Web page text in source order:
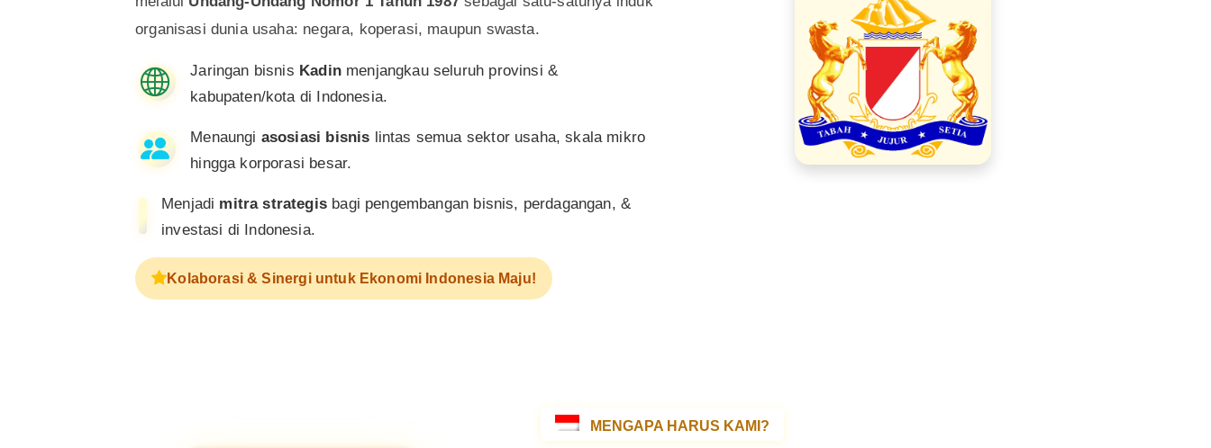
organisasi dunia usaha: negara, koperasi, maupun swasta.
Jaringan bisnis Kadinmenjangkau seluruh provinsi &
kabupaten/kota di Indonesia.
Menaungi asosiasi bisnis lintas semua sektor usaha, skala mikro
hingga korporasi besar.
Menjadi mitra strategis bagi pengembangan bisnis, perdagangan, &
investasi di Indonesia.
Kolaborasi & Sinergi untuk Ekonomi Indonesia Maju!
MENGAPA HARUS KAMI?